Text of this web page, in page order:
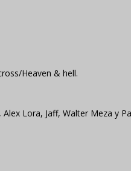
Heaven & hell.
Lora, Jaff, Walter Meza y